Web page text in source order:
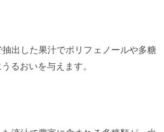
出した果汁でポリフェノールや多糖
るおいを与えます。